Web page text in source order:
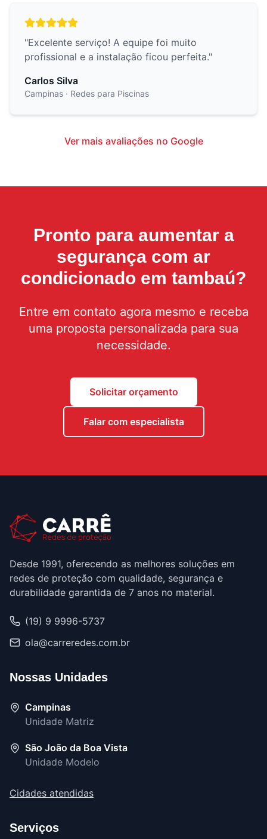
"Excelente serviço! A equipe foi muito
profissional e a instalação ficou perfeita."
Carlos Silva
Campinas · Redes para Piscinas
Ver mais avaliações no Google
Pronto para aumentar a
segurança com ar
condicionado em tambaú?
Entre em contato agora mesmo e receba
uma proposta personalizada para sua
necessidade.
Solicitar orçamento
Falar com especialista
Desde 1991, oferecendo as melhores soluções em
redes de proteção com qualidade, segurança e
durabilidade garantida de 7 anos no material.
(19) 9 9996-5737
ola@carreredes.com.br
Nossas Unidades
Campinas
Unidade Matriz
São João da Boa Vista
Unidade Modelo
Cidades atendidas
Serviços